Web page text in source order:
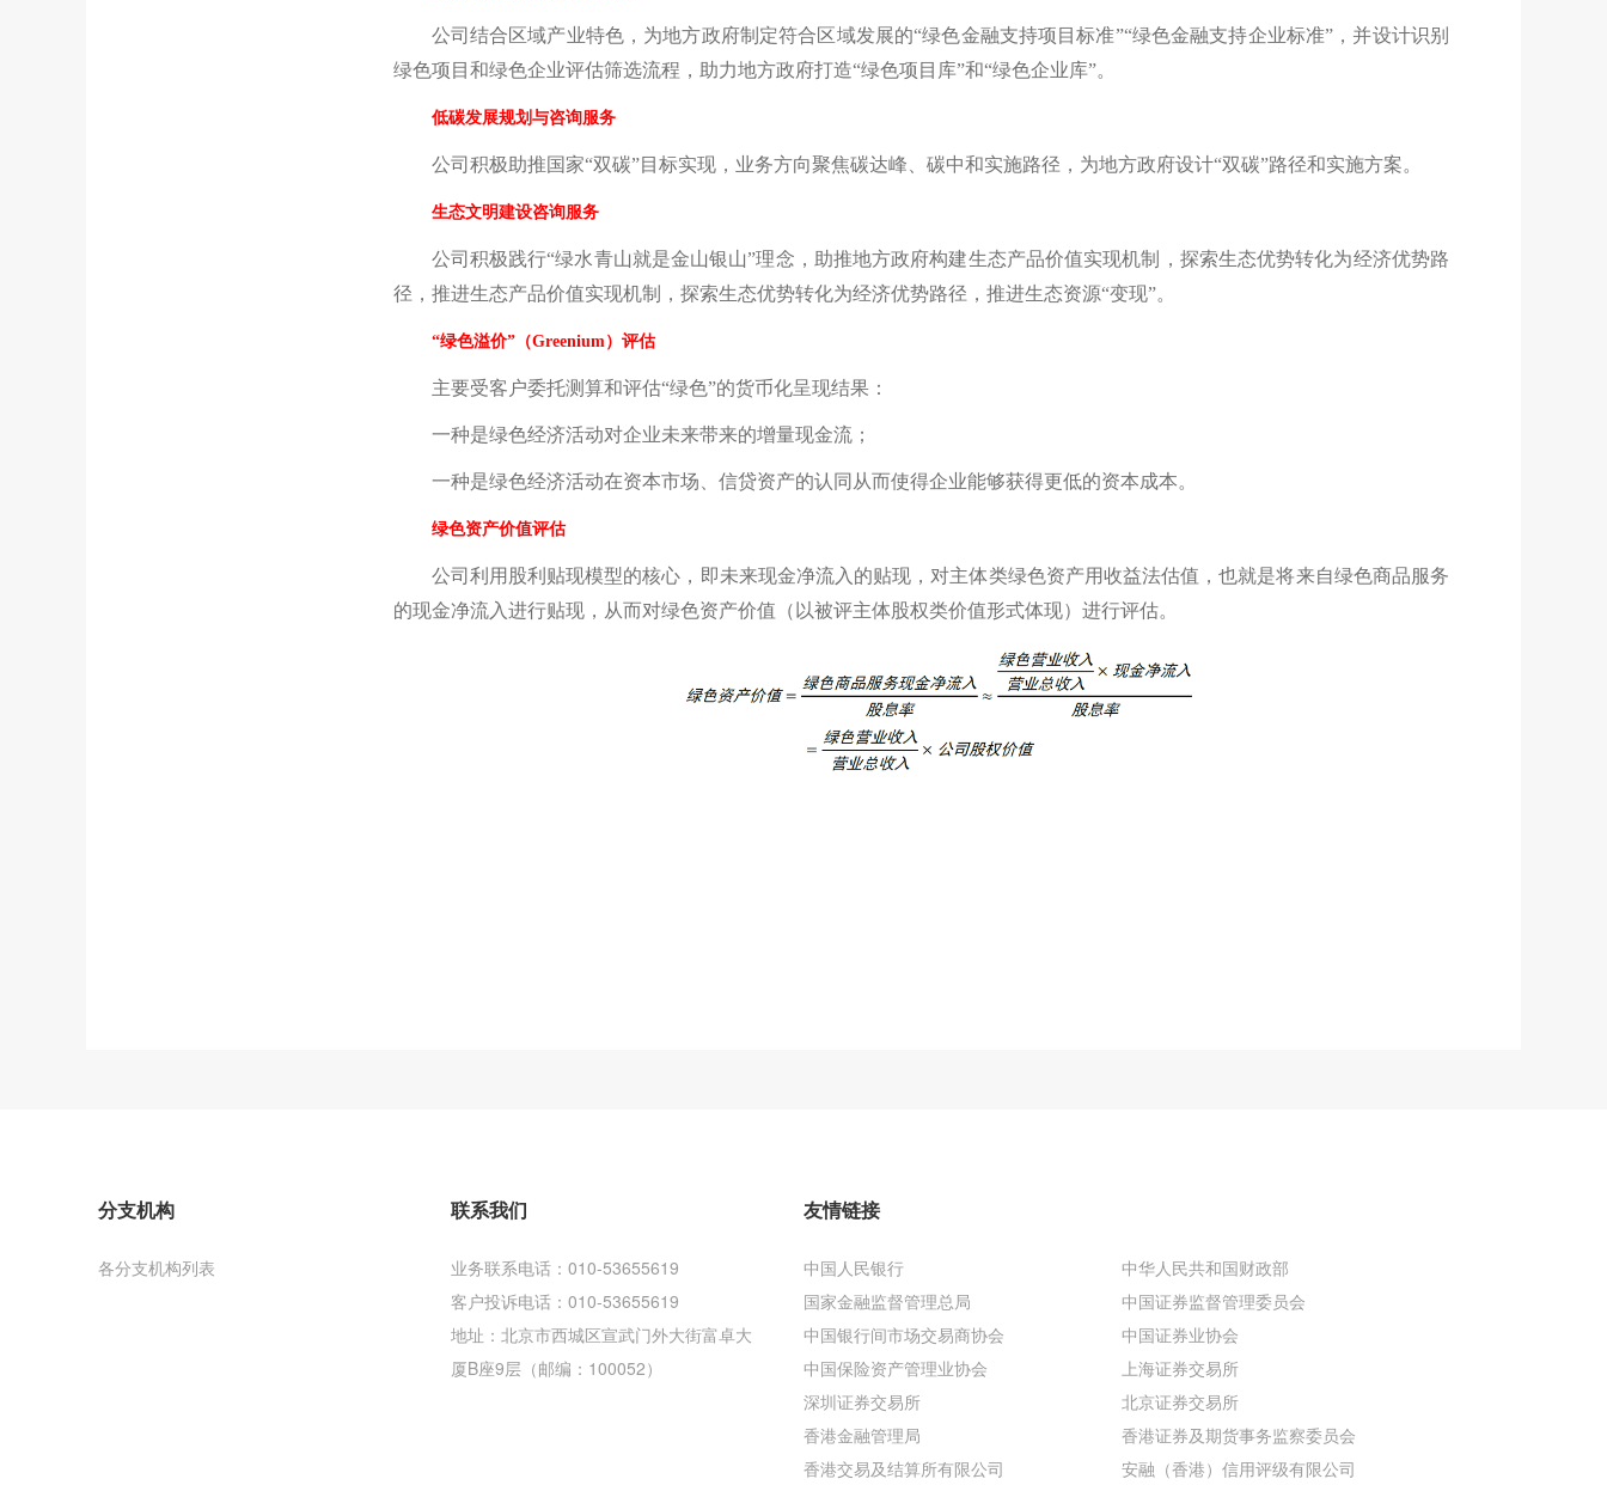
公司结合区域产业特色，为地方政府制定符合区域发展的“绿色金融支持项目标准”“绿色金融支持企业标准”，并设计识别
绿色项目和绿色企业评估筛选流程，助力地方政府打造“绿色项目库”和“绿色企业库”。
低碳发展规划与咨询服务
公司积极助推国家“双碳”目标实现，业务方向聚焦碳达峰、碳中和实施路径，为地方政府设计“双碳”路径和实施方案。
生态文明建设咨询服务
公司积极践行“绿水青山就是金山银山”理念，助推地方政府构建生态产品价值实现机制，探索生态优势转化为经济优势路
径，推进生态产品价值实现机制，探索生态优势转化为经济优势路径，推进生态资源“变现”。
“绿色溢价”（Greenium）评估
主要受客户委托测算和评估“绿色”的货币化呈现结果：
一种是绿色经济活动对企业未来带来的增量现金流；
一种是绿色经济活动在资本市场、信贷资产的认同从而使得企业能够获得更低的资本成本。
绿色资产价值评估
公司利用股利贴现模型的核心，即未来现金净流入的贴现，对主体类绿色资产用收益法估值，也就是将来自绿色商品服务
的现金净流入进行贴现，从而对绿色资产价值（以被评主体股权类价值形式体现）进行评估。
分支机构
各分支机构列表
联系我们
业务联系电话：010-53655619
客户投诉电话：010-53655619
地址：北京市西城区宣武门外大街富卓大
厦B座9层（邮编：100052）
友情链接
中国人民银行
中华人民共和国财政部
国家金融监督管理总局
中国证券监督管理委员会
中国银行间市场交易商协会
中国证券业协会
中国保险资产管理业协会
上海证券交易所
深圳证券交易所
北京证券交易所
香港金融管理局
香港证券及期货事务监察委员会
香港交易及结算所有限公司
安融（香港）信用评级有限公司